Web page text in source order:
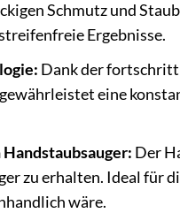
Schmutz und
Ergebnisse.
Dank der
eine
Der
zu erhalten. Ideal für
wäre.